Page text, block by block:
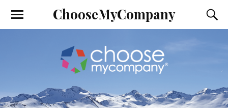
ChooseMyCompany